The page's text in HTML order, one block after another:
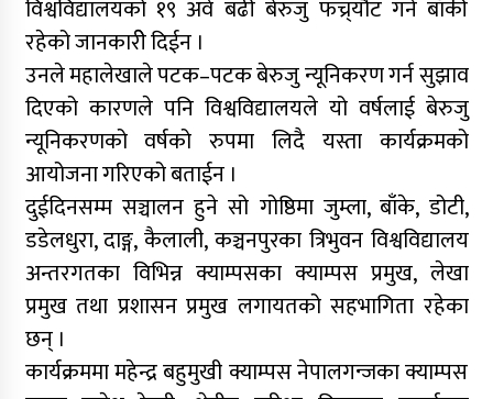
विश्वविद्यालयको १९ अर्व बढी बेरुजु फच्र्यौट गर्न बाँकी
रहेको जानकारीे दिईन ।
उनले महालेखाले पटक–पटक बेरुजु न्यूनिकरण गर्न सुझाव
दिएको कारणले पनि विश्वविद्यालयले यो वर्षलाई बेरुजु
न्यूनिकरणको वर्षको रुपमा लिदै यस्ता कार्यक्रमको
आयोजना गरिएको बताईन ।
दुईदिनसम्म सञ्चालन हुने सो गोष्ठिमा जुम्ला, बाँके, डोटी,
डडेलधुरा, दाङ्ग, कैलाली, कञ्चनपुरका त्रिभुवन विश्वविद्यालय
अन्तरगतका विभिन्न क्याम्पसका क्याम्पस प्रमुख, लेखा
प्रमुख तथा प्रशासन प्रमुख लगायतको सहभागिता रहेका
छन् ।
कार्यक्रममा महेन्द्र बहुमुखी क्याम्पस नेपालगन्जका क्याम्पस